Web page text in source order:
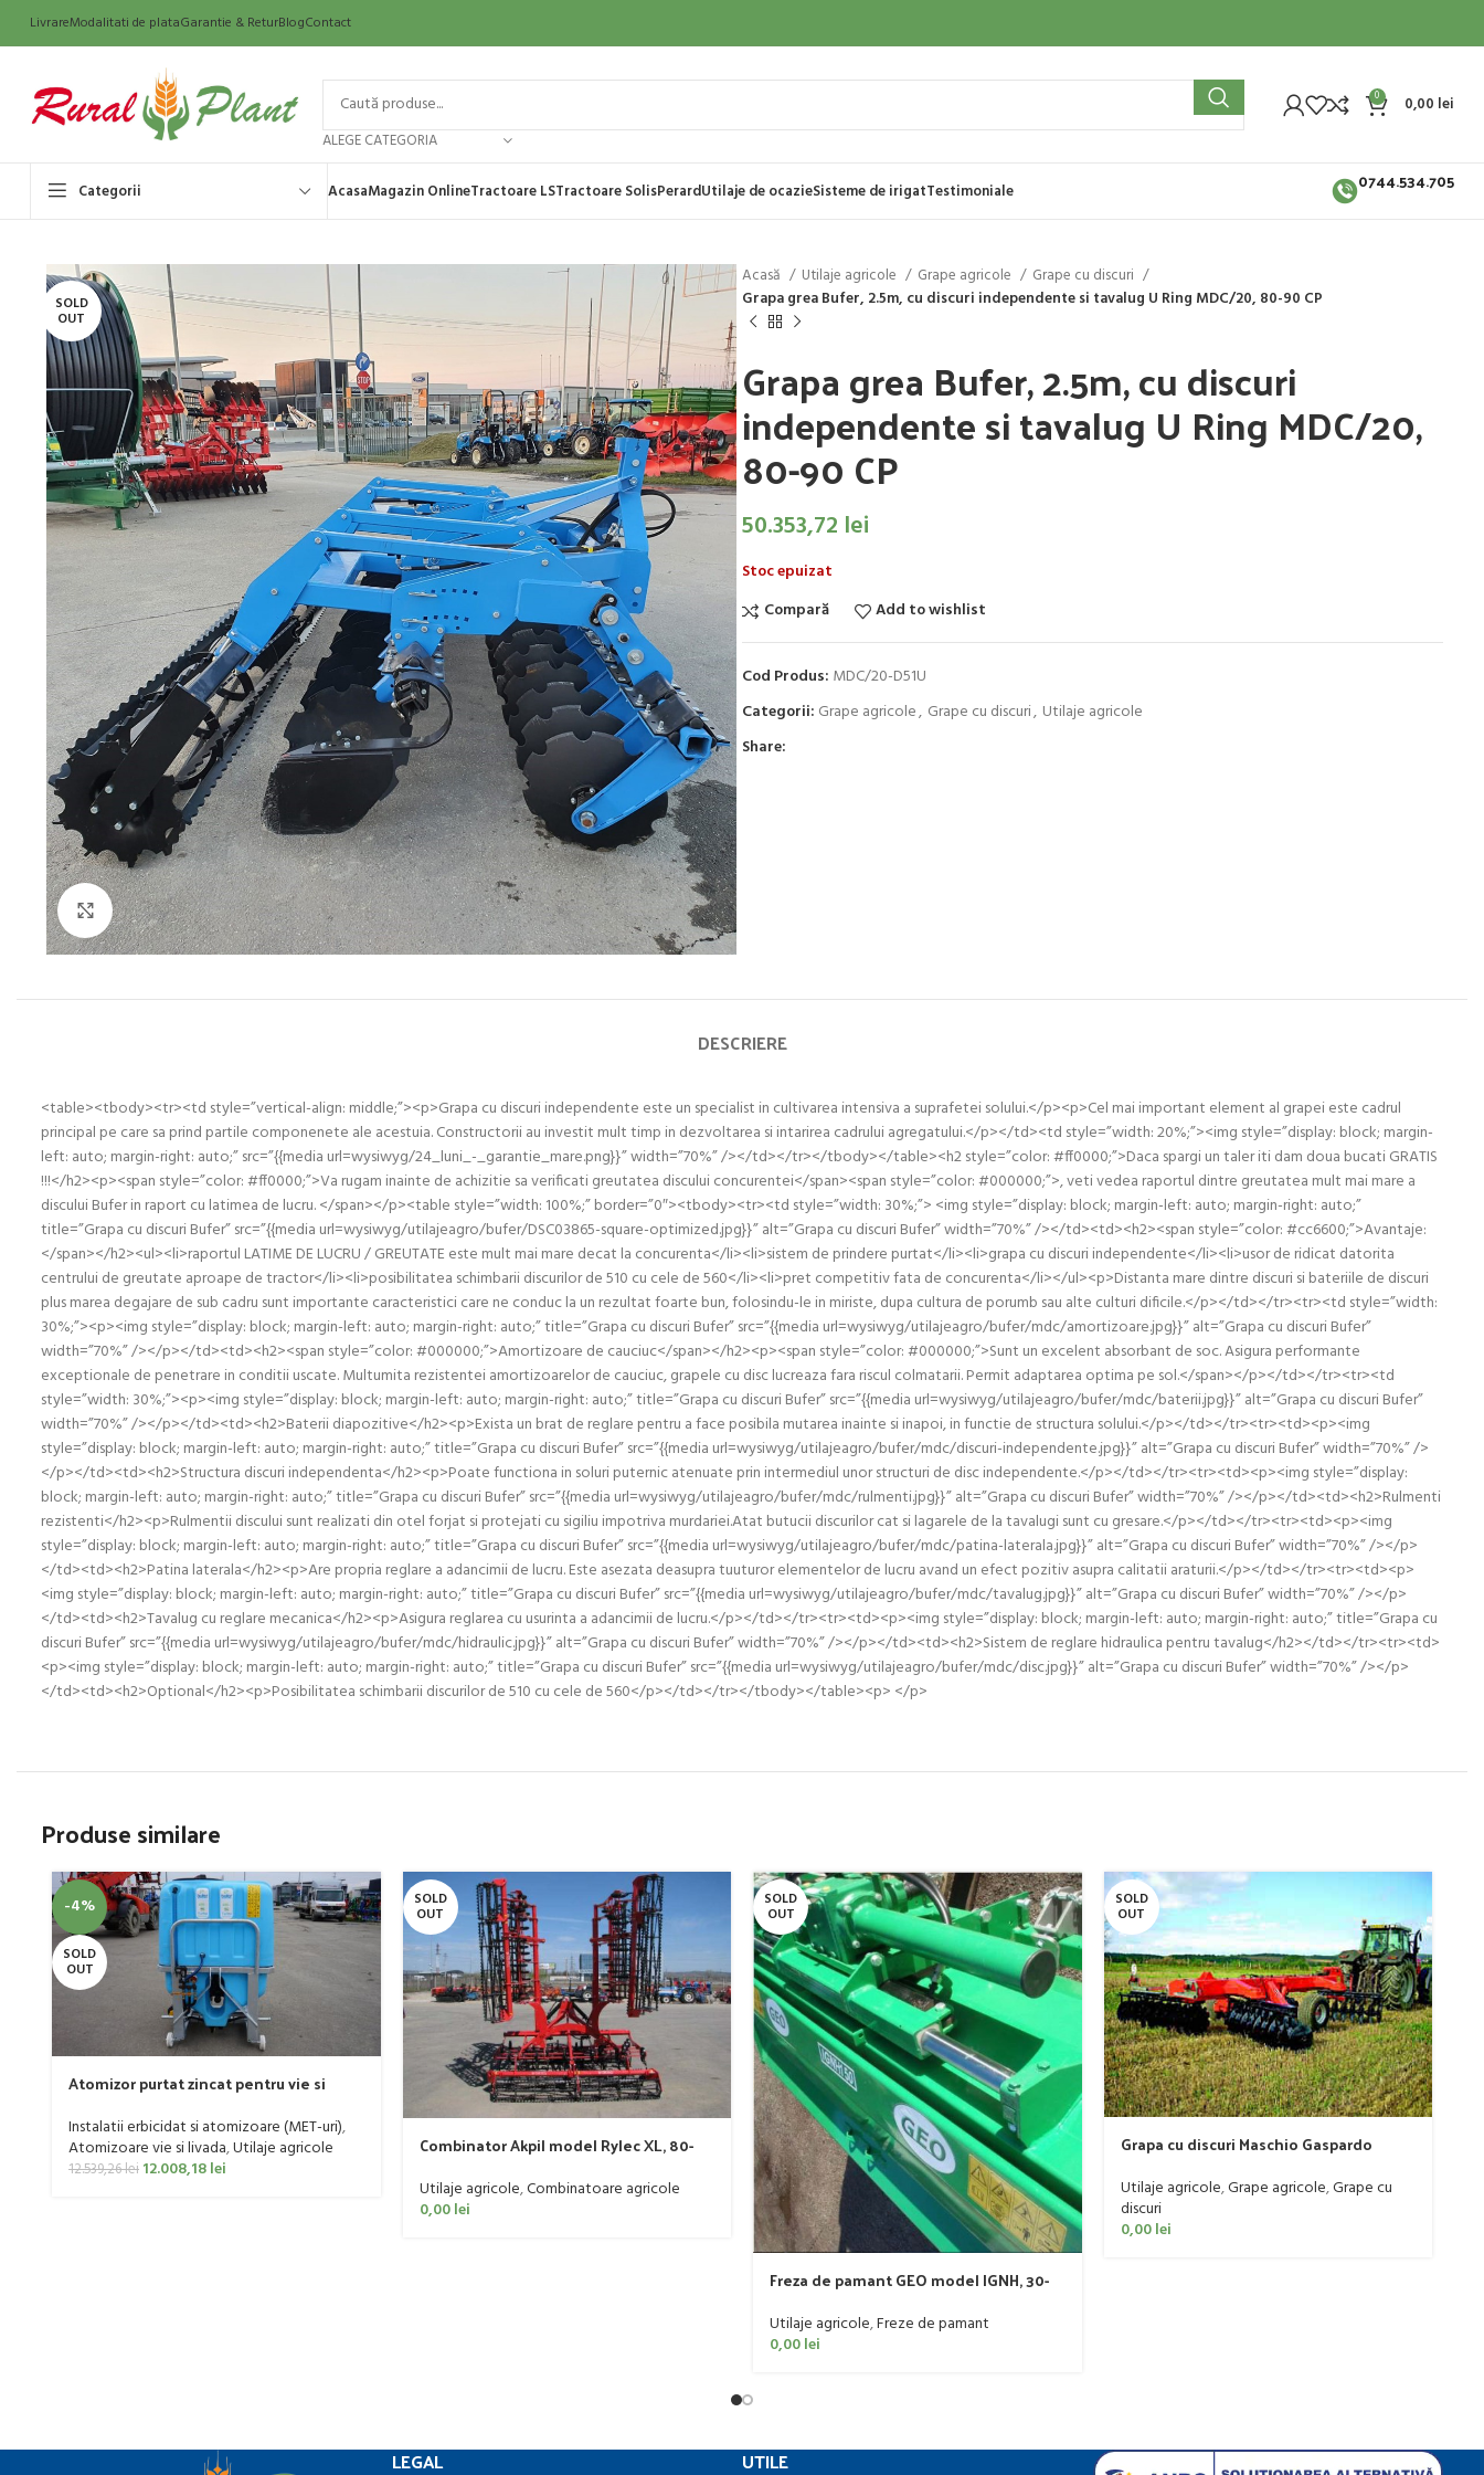
LivrareModalitati de plataGarantie & ReturBlogContact
ALEGE CATEGORIA
0 0,00 lei
Categorii AcasaMagazin OnlineTractoare LSTractoare SolisPerardUtilaje de ocazieSisteme de irigatTestimoniale 0744.534.705
SOLD
OUT
Click to enlarge
Acasă Utilaje agricole Grape agricole
Grape cu discuri
Grapa grea Bufer, 2.5m, cu discuri independente si tavalug U Ring MDC/20, 80-90 CP
Grapa grea Bufer, 2.5m, cu discuri
independente si tavalug U Ring MDC/20,
80-90 CP
50.353,72 lei
Stoc epuizat
Compară
Add to wishlist
Cod Produs: MDC/20-D51U
Categorii: Grape agricole, Grape cu discuri, Utilaje agricole
Share:
DESCRIERE
<table><tbody><tr><td style=”vertical-align: middle;”><p>Grapa cu discuri independente este un specialist in cultivarea intensiva a suprafetei solului.</p><p>Cel mai important element al grapei este cadrul
principal pe care sa prind partile componenete ale acestuia. Constructorii au investit mult timp in dezvoltarea si intarirea cadrului agregatului.</p></td><td style=”width: 20%;”><img style=”display: block; margin-
left: auto; margin-right: auto;” src=”{{media url=wysiwyg/24_luni_-_garantie_mare.png}}” width=”70%” /></td></tr></tbody></table><h2 style=”color: #ff0000;”>Daca spargi un taler iti dam doua bucati GRATIS
!!!</h2><p><span style=”color: #ff0000;”>Va rugam inainte de achizitie sa verificati greutatea discului concurentei</span><span style=”color: #000000;”>, veti vedea raportul dintre greutatea mult mai mare a
discului Bufer in raport cu latimea de lucru. </span></p><table style=”width: 100%;” border=”0″><tbody><tr><td style=”width: 30%;”> <img style=”display: block; margin-left: auto; margin-right: auto;”
title=”Grapa cu discuri Bufer” src=”{{media url=wysiwyg/utilajeagro/bufer/DSC03865-square-optimized.jpg}}” alt=”Grapa cu discuri Bufer” width=”70%” /></td><td><h2><span style=”color: #cc6600;”>Avantaje:
</span></h2><ul><li>raportul LATIME DE LUCRU / GREUTATE este mult mai mare decat la concurenta</li><li>sistem de prindere purtat</li><li>grapa cu discuri independente</li><li>usor de ridicat datorita
centrului de greutate aproape de tractor</li><li>posibilitatea schimbarii discurilor de 510 cu cele de 560</li><li>pret competitiv fata de concurenta</li></ul><p>Distanta mare dintre discuri si bateriile de discuri
plus marea degajare de sub cadru sunt importante caracteristici care ne conduc la un rezultat foarte bun, folosindu-le in miriste, dupa cultura de porumb sau alte culturi dificile.</p></td></tr><tr><td style=”width:
30%;”><p><img style=”display: block; margin-left: auto; margin-right: auto;” title=”Grapa cu discuri Bufer” src=”{{media url=wysiwyg/utilajeagro/bufer/mdc/amortizoare.jpg}}” alt=”Grapa cu discuri Bufer”
width=”70%” /></p></td><td><h2><span style=”color: #000000;”>Amortizoare de cauciuc</span></h2><p><span style=”color: #000000;”>Sunt un excelent absorbant de soc. Asigura performante
exceptionale de penetrare in conditii uscate. Multumita rezistentei amortizoarelor de cauciuc, grapele cu disc lucreaza fara riscul colmatarii. Permit adaptarea optima pe sol.</span></p></td></tr><tr><td
style=”width: 30%;”><p><img style=”display: block; margin-left: auto; margin-right: auto;” title=”Grapa cu discuri Bufer” src=”{{media url=wysiwyg/utilajeagro/bufer/mdc/baterii.jpg}}” alt=”Grapa cu discuri Bufer”
width=”70%” /></p></td><td><h2>Baterii diapozitive</h2><p>Exista un brat de reglare pentru a face posibila mutarea inainte si inapoi, in functie de structura solului.</p></td></tr><tr><td><p><img
style=”display: block; margin-left: auto; margin-right: auto;” title=”Grapa cu discuri Bufer” src=”{{media url=wysiwyg/utilajeagro/bufer/mdc/discuri-independente.jpg}}” alt=”Grapa cu discuri Bufer” width=”70%” />
</p></td><td><h2>Structura discuri independenta</h2><p>Poate functiona in soluri puternic atenuate prin intermediul unor structuri de disc independente.</p></td></tr><tr><td><p><img style=”display:
block; margin-left: auto; margin-right: auto;” title=”Grapa cu discuri Bufer” src=”{{media url=wysiwyg/utilajeagro/bufer/mdc/rulmenti.jpg}}” alt=”Grapa cu discuri Bufer” width=”70%” /></p></td><td><h2>Rulmenti
rezistenti</h2><p>Rulmentii discului sunt realizati din otel forjat si protejati cu sigiliu impotriva murdariei.Atat butucii discurilor cat si lagarele de la tavalugi sunt cu gresare.</p></td></tr><tr><td><p><img
style=”display: block; margin-left: auto; margin-right: auto;” title=”Grapa cu discuri Bufer” src=”{{media url=wysiwyg/utilajeagro/bufer/mdc/patina-laterala.jpg}}” alt=”Grapa cu discuri Bufer” width=”70%” /></p>
</td><td><h2>Patina laterala</h2><p>Are propria reglare a adancimii de lucru. Este asezata deasupra tuuturor elementelor de lucru avand un efect pozitiv asupra calitatii araturii.</p></td></tr><tr><td><p>
<img style=”display: block; margin-left: auto; margin-right: auto;” title=”Grapa cu discuri Bufer” src=”{{media url=wysiwyg/utilajeagro/bufer/mdc/tavalug.jpg}}” alt=”Grapa cu discuri Bufer” width=”70%” /></p>
</td><td><h2>Tavalug cu reglare mecanica</h2><p>Asigura reglarea cu usurinta a adancimii de lucru.</p></td></tr><tr><td><p><img style=”display: block; margin-left: auto; margin-right: auto;” title=”Grapa cu
discuri Bufer” src=”{{media url=wysiwyg/utilajeagro/bufer/mdc/hidraulic.jpg}}” alt=”Grapa cu discuri Bufer” width=”70%” /></p></td><td><h2>Sistem de reglare hidraulica pentru tavalug</h2></td></tr><tr><td>
<p><img style=”display: block; margin-left: auto; margin-right: auto;” title=”Grapa cu discuri Bufer” src=”{{media url=wysiwyg/utilajeagro/bufer/mdc/disc.jpg}}” alt=”Grapa cu discuri Bufer” width=”70%” /></p>
</td><td><h2>Optional</h2><p>Posibilitatea schimbarii discurilor de 510 cu cele de 560</p></td></tr></tbody></table><p> </p>
Produse similare
-4%
SOLD
OUT
Atomizor purtat zincat pentru vie si
Instalatii erbicidat si atomizoare (MET-uri),
Atomizoare vie si livada,Utilaje agricole
12.539,26lei 12.008,18lei
SOLD
OUT
Combinator Akpil model Rylec XL, 80-
Utilaje agricole,Combinatoare agricole
0,00lei
SOLD
OUT
Freza de pamant GEO model IGNH, 30-
Utilaje agricole,Freze de pamant
0,00lei
SOLD
OUT
Grapa cu discuri Maschio Gaspardo
Utilaje agricole,Grape agricole,Grape cu
discuri
0,00lei
LEGAL UTILE